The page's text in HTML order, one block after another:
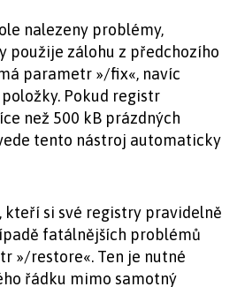
nalezeny problémy,
použije zálohu z předchozího
parametr »/fix«, navíc
Pokud registr
než 500 kB prázdných
tento nástroj automaticky
kteří si své registry pravidelně
fatálnějších problémů
»/restore«. Ten je nutné
řádku mimo samotný